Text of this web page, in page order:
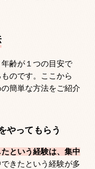
齢が１つの目安で
のです。ここから
簡単な方法をご紹介
やってもらう
という経験は、集中
きたという経験が多